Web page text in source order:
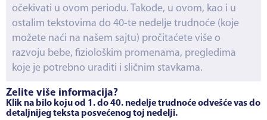
očekivati u ovom periodu. Takođe, u ovom, kao i u
ostalim tekstovima do 40-te nedelje trudnoće (koje
možete naći na našem sajtu) pročitaćete više o
razvoju bebe, fiziološkim promenama, pregledima
koje je potrebno uraditi i sličnim stavkama.
Želite više informacija?
Klik na bilo koju od 1. do 40. nedelje trudnoće odvešće vas do
detaljnijeg teksta posvećenog toj nedelji.